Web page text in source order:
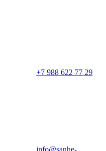
+7 988 622 77 29
info@sanhe-